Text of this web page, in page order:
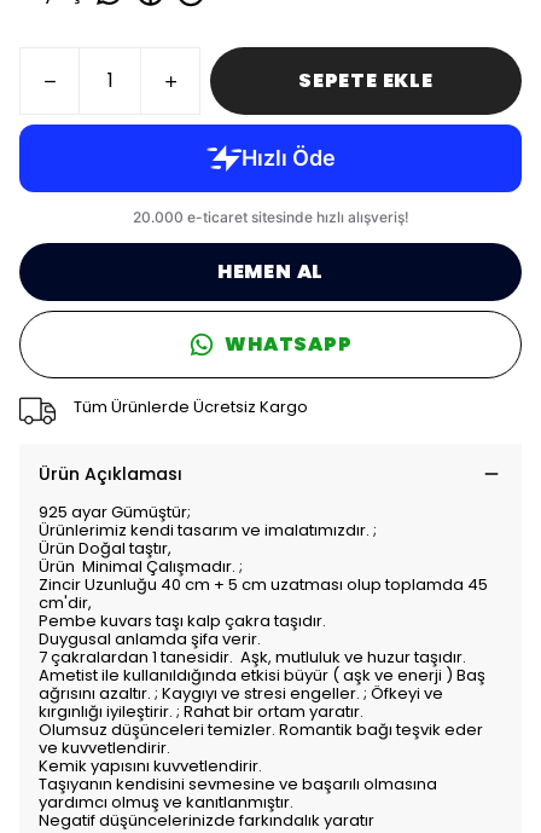
SEPETE EKLE
HEMEN AL
WHATSAPP
Tüm Ürünlerde Ücretsiz Kargo
Ürün Açıklaması
925 ayar Gümüştür;
Ürünlerimiz kendi tasarım ve imalatımızdır. ;
Ürün Doğal taştır,
Ürün Minimal Çalışmadır. ;
Zincir Uzunluğu 40 cm + 5 cm uzatması olup toplamda 45
cm'dir,
Pembe kuvars taşı kalp çakra taşıdır.
Duygusal anlamda şifa verir.
7 çakralardan 1 tanesidir. Aşk, mutluluk ve huzur taşıdır.
Ametist ile kullanıldığında etkisi büyür ( aşk ve enerji ) Baş
ağrısını azaltır. ; Kaygıyı ve stresi engeller. ; Öfkeyi ve
kırgınlığı iyileştirir. ; Rahat bir ortam yaratır.
Olumsuz düşünceleri temizler. Romantik bağı teşvik eder
ve kuvvetlendirir.
Kemik yapısını kuvvetlendirir.
Taşıyanın kendisini sevmesine ve başarılı olmasına
yardımcı olmuş ve kanıtlanmıştır.
Negatif düşüncelerinizde farkındalık yaratır